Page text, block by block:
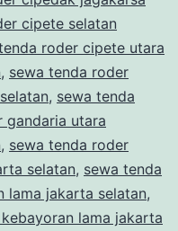
cipete selatan
roder cipete utara
, sewa tenda roder
, sewa tenda
gandaria utara
, sewa tenda roder
selatan, sewa tenda
lama jakarta selatan,
lama jakarta